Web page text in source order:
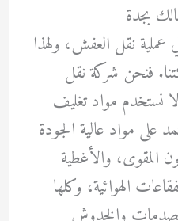
بجدة
عملية نقل العفش، ولهذا
فنحن شركة نقل
مواد تغليف
على مواد عالية الجودة
المقوى، والأغطية
الهوائية، وكلها